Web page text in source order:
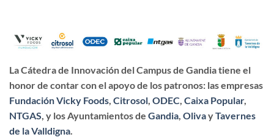
La Cátedra de Innovación del Campus de Gandia tiene el
honor de contar con el apoyo de los patronos: las empresas
Fundación Vicky Foods Citrosol ODEC Caixa Popular,
NTGAS , y los Ayuntamientos de Gandia OlivayTavernes
de la Valldigna